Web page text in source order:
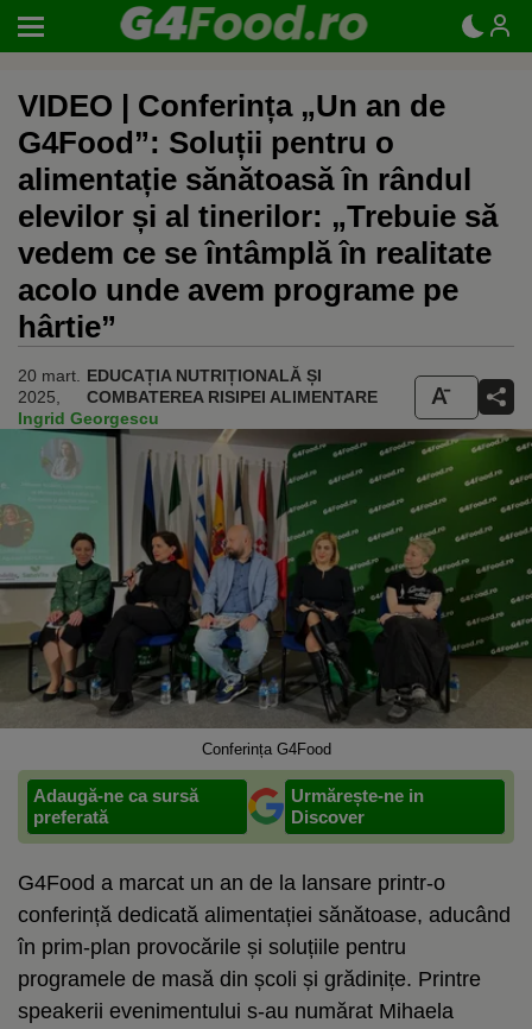
VIDEO | Conferința „Un an de
G4Food”: Soluții pentru o
alimentație sănătoasă în rândul
elevilor și al tinerilor: „Trebuie să
vedem ce se întâmplă în realitate
acolo unde avem programe pe
hârtie”
20 mart.
2025,
EDUCAȚIA NUTRIȚIONALĂ ȘI
COMBATEREA RISIPEI ALIMENTARE
Ingrid Georgescu
Conferința G4Food
Adaugă-ne ca sursă
preferată
Urmărește-ne in
Discover
G4Food a marcat un an de la lansare printr-o
conferință dedicată alimentației sănătoase, aducând
în prim-plan provocările și soluțiile pentru
programele de masă din școli și grădinițe. Printre
speakerii evenimentului s-au numărat Mihaela